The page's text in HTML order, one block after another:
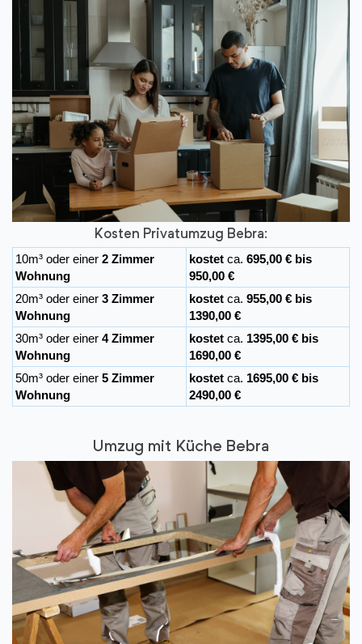
Kosten Privatumzug Bebra:
10m³ oder einer 2 Zimmer
Wohnung
kostet ca. 695,00 € bis
950,00 €
20m³ oder einer 3 Zimmer
Wohnung
kostet ca. 955,00 € bis
1390,00 €
30m³ oder einer 4 Zimmer
Wohnung
kostet ca. 1395,00 € bis
1690,00 €
50m³ oder einer 5 Zimmer
Wohnung
kostet ca. 1695,00 € bis
2490,00 €
Umzug mit Küche Bebra